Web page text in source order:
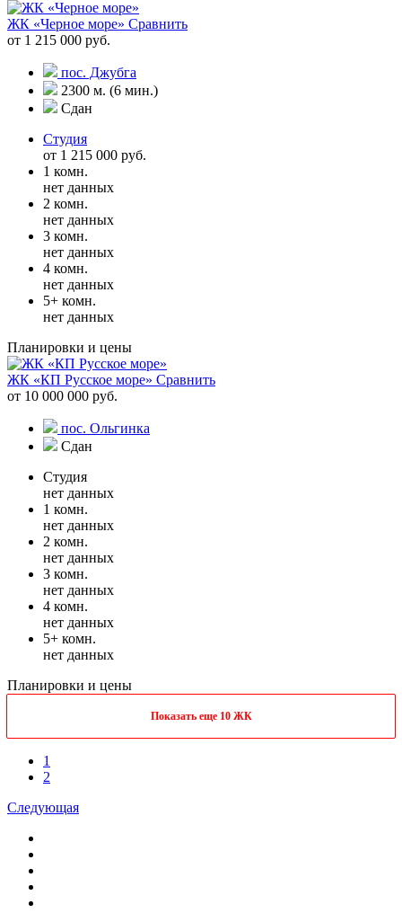
ЖК «Черное море» Сравнить
от 1 215 000 руб.
пос. Джубга
2300 м. (6 мин.)
Сдан
Студия
от 1 215 000 руб.
1 комн.
нет данных
2 комн.
нет данных
3 комн.
нет данных
4 комн.
нет данных
5+ комн.
нет данных
Планировки и цены
ЖК «КП Русское море» Сравнить
от 10 000 000 руб.
пос. Ольгинка
Сдан
Студия
нет данных
1 комн.
нет данных
2 комн.
нет данных
3 комн.
нет данных
4 комн.
нет данных
5+ комн.
нет данных
Планировки и цены
Показать еще 10 ЖК
1
2
Следующая